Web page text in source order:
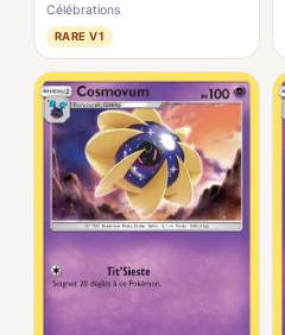
Célébrations
RARE V1